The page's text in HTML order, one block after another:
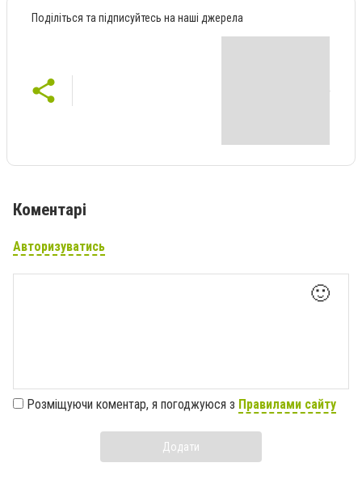
Поділіться та підписуйтесь на наші джерела
Коментарі
Авторизуватись
🙂
Розміщуючи коментар, я погоджуюся з Правилами сайту
Додати